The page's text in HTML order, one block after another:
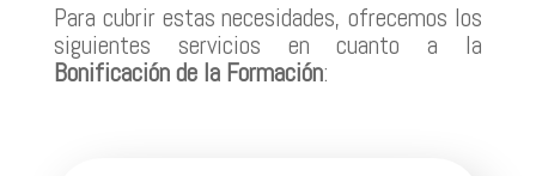
Para cubrir estas necesidades, ofrecemos los
siguientes servicios en cuanto a la
Bonificación de la Formación: